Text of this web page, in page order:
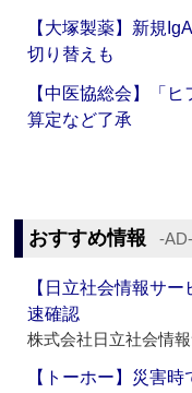
【大塚製薬】新規
切り替えも
【中医協総会】「
算定など了承
おすすめ情報 ‐AD‐
【日立社会情報サ
速確認
株式会社日立社会情
【トーホー】災害